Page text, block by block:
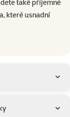
také příjemné
které usnadní
strana